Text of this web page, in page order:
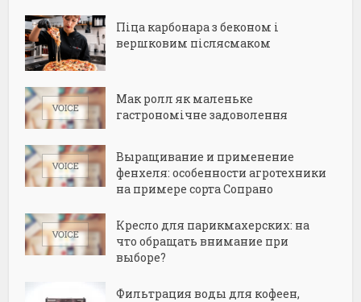
Піца карбонара з беконом і
вершковим післясмаком
Мак ролл як маленьке
гастрономічне задоволення
Выращивание и применение
фенхеля: особенности агротехники
на примере сорта Сопрано
Кресло для парикмахерских: на
что обращать внимание при
выборе?
Фильтрация воды для кофеен,